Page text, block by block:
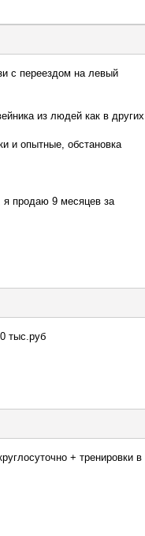
с переездом на левый
из людей как в других
и опытные, обстановка
я продаю 9 месяцев за
тыс.руб
+ тренировки в